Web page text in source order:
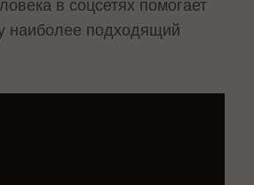
в соцсетях помогает
наиболее подходящий